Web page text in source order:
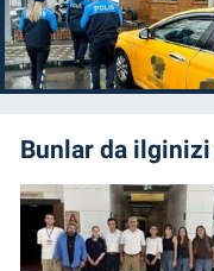
Bunlar da